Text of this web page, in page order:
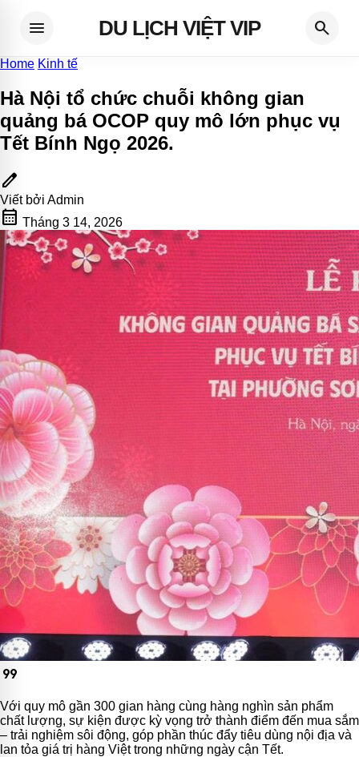
menu DU LỊCH VIỆT VIP search
Home Kinh tế
Hà Nội tổ chức chuỗi không gian
quảng bá OCOP quy mô lớn phục vụ
Tết Bính Ngọ 2026.
edit
Viết bởi Admin
calendar_month Tháng 3 14, 2026
format_quote
Với quy mô gần 300 gian hàng cùng hàng nghìn sản phẩm
chất lượng, sự kiện được kỳ vọng trở thành điểm đến mua sắm
– trải nghiệm sôi động, góp phần thúc đẩy tiêu dùng nội địa và
lan tỏa giá trị hàng Việt trong những ngày cận Tết.